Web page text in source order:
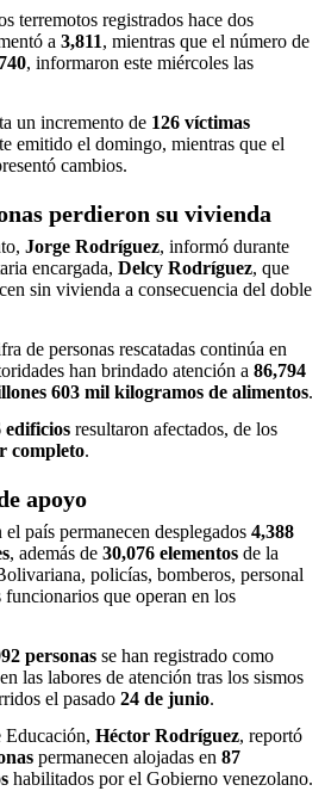
terremotos registrados hace dos
a 3,811, mientras que el número de
, informaron este miércoles las
un incremento de 126 víctimas
emitido el domingo, mientras que el
cambios.
perdieron su vivienda
Jorge Rodríguez, informó durante
encargada, Delcy Rodríguez, que
sin vivienda a consecuencia del doble
de personas rescatadas continúa en
han brindado atención a 86,794
603 mil kilogramos de alimentos.
edificios resultaron afectados, de los
completo.
apoyo
país permanecen desplegados 4,388
, además de 30,076 elementos de la
policías, bomberos, personal
que operan en los
personas se han registrado como
las labores de atención tras los sismos
el pasado 24 de junio.
Educación, Héctor Rodríguez, reportó
permanecen alojadas en 87
habilitados por el Gobierno venezolano.